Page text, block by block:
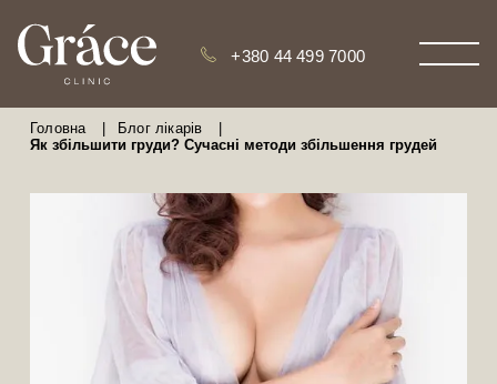
+380 44 499 7000
Головна Блог лікарів
Як збільшити груди? Сучасні методи збільшення грудей